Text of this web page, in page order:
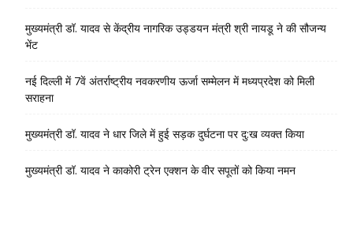
मुख्यमंत्री डॉ. यादव से केंद्रीय नागरिक उड्डयन मंत्री श्री नायडू ने की सौजन्य
भेंट
नई दिल्ली में 7वें अंतर्राष्ट्रीय नवकरणीय ऊर्जा सम्मेलन में मध्यप्रदेश को मिली
सराहना
मुख्यमंत्री डॉ. यादव ने धार जिले में हुई सड़क दुर्घटना पर दु:ख व्यक्त किया
मुख्यमंत्री डॉ. यादव ने काकोरी ट्रेन एक्शन के वीर सपूतों को किया नमन